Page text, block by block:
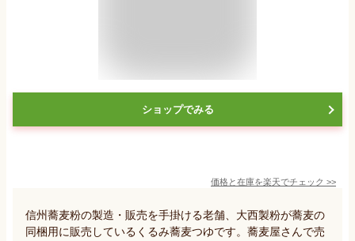
ショップでみる
価格と在庫を楽天でチェック >>
信州蕎麦粉の製造・販売を手掛ける老舗、大西製粉が蕎麦の
同梱用に販売しているくるみ蕎麦つゆです。蕎麦屋さんで売